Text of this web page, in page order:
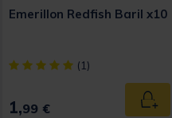
Emerillon Redfish Baril x10
[object Object] out of 5
(1)
1,99 €